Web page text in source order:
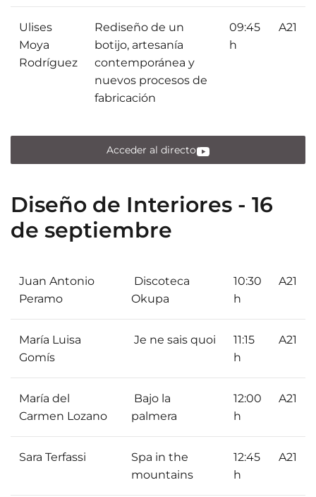
Ulises
Moya
Rodríguez
Rediseño de un
botijo, artesanía
contemporánea y
nuevos procesos de
fabricación
09:45
h
A21
Acceder al directo
Diseño de Interiores - 16
de septiembre
Juan Antonio
Peramo
Discoteca
Okupa
10:30
h
A21
María Luisa
Gomís
Je ne sais quoi
11:15
h
A21
María del
Carmen Lozano
Bajo la
palmera
12:00
h
A21
Sara Terfassi
Spa in the
mountains
12:45
h
A21